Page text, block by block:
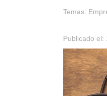
Temas:
Publicado el: